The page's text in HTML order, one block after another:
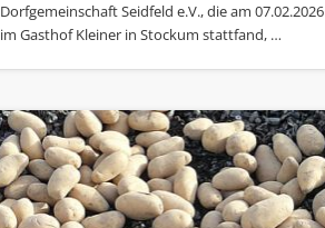
Dorfgemeinschaft Seidfeld e.V., die am 07.02.2026
im Gasthof Kleiner in Stockum stattfand, …